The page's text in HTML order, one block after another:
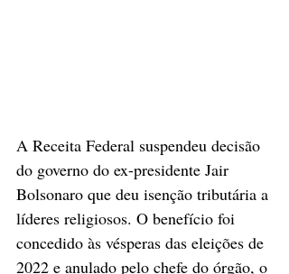
A Receita Federal suspendeu decisão
do governo do ex-presidente Jair
Bolsonaro que deu isenção tributária a
líderes religiosos. O benefício foi
concedido às vésperas das eleições de
2022 e anulado pelo chefe do órgão, o